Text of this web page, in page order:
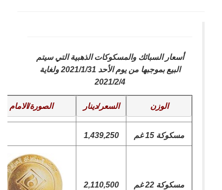
أسعار السبائك والمسكوكات الذهبية التي سيتم
البيع بموجبها من يوم الأحد 2021/1/31 ولغاية
2021/2/4
الوزن السعر/دينار الصورة/الامام
مسكوكة 15 غم 1,439,250
مسكوكة 22 غم 2,110,500